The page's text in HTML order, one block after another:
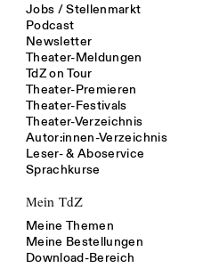
Jobs / Stellenmarkt
Podcast
Newsletter
Theater-Meldungen
TdZ on Tour
Theater-Premieren
Theater-Festivals
Theater-Verzeichnis
Autor:innen-Verzeichnis
Leser- & Aboservice
Sprachkurse
Mein TdZ
Meine Themen
Meine Bestellungen
Download-Bereich